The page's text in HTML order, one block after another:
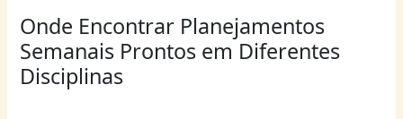
Onde Encontrar Planejamentos
Semanais Prontos em Diferentes
Disciplinas